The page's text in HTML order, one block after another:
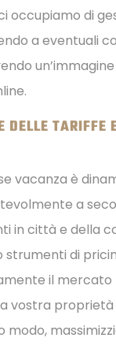
occupiamo di
a eventuali
DELLE TARIFFE
vacanza è
a
in città e della
strumenti di
il mercato
vostra proprietà
modo,